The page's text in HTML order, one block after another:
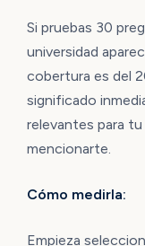
Si pruebas 30
universidad
cobertura es del
significado
relevantes para
mencionarte.
Cómo medirla:
Empieza